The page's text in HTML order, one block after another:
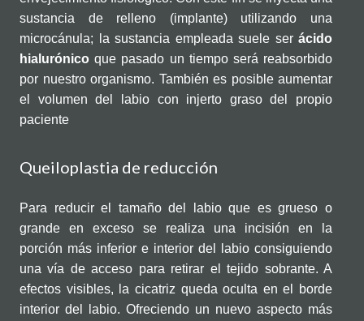
sustancia de relleno (implante) utilizando una
microcánula; la sustancia empleada suele ser ácido
hialurónico que pasado un tiempo será reabsorbido
por nuestro organismo. También es posible aumentar
el volumen del labio con injerto graso del propio
paciente
Queiloplastia de reducción
Para reducir el tamaño del labio que es grueso o
grande en exceso se realiza una incisión en la
porción más inferior e interior del labio consiguiendo
una vía de acceso para retirar el tejido sobrante. A
efectos visibles, la cicatriz queda oculta en el borde
interior del labio. Ofreciendo un nuevo aspecto más